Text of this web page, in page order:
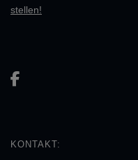
stellen!
KONTAKT: